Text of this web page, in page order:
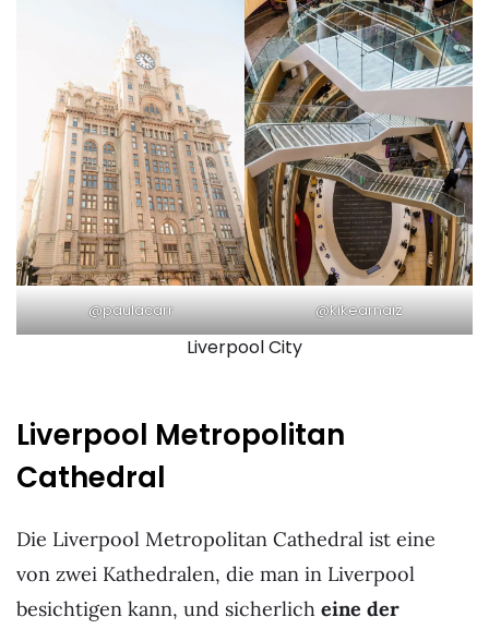
@paulacarr @kikearnaiz
Liverpool City
Liverpool Metropolitan
Cathedral
Die Liverpool Metropolitan Cathedral ist eine
von zwei Kathedralen, die man in Liverpool
besichtigen kann, und sicherlich eine der